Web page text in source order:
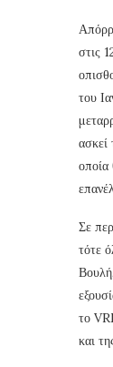
στις
του
ασκεί
οποία
Σε
τότε
το
και